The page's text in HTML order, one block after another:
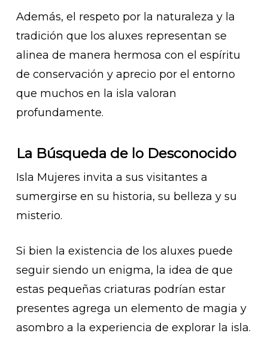
Además, el respeto por la naturaleza y la
tradición que los aluxes representan se
alinea de manera hermosa con el espíritu
de conservación y aprecio por el entorno
que muchos en la isla valoran
profundamente.
La Búsqueda de lo Desconocido
Isla Mujeres invita a sus visitantes a
sumergirse en su historia, su belleza y su
misterio.
Si bien la existencia de los aluxes puede
seguir siendo un enigma, la idea de que
estas pequeñas criaturas podrían estar
presentes agrega un elemento de magia y
asombro a la experiencia de explorar la isla.